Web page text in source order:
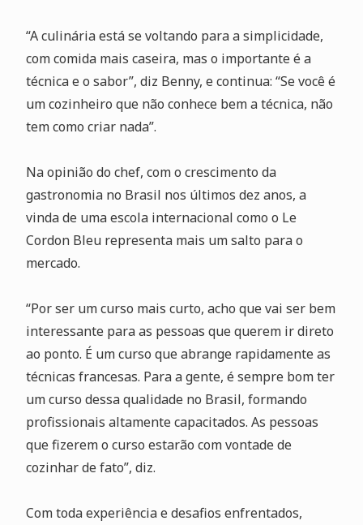
“A culinária está se voltando para a simplicidade,
com comida mais caseira, mas o importante é a
técnica e o sabor”, diz Benny, e continua: “Se você é
um cozinheiro que não conhece bem a técnica, não
tem como criar nada”.
Na opinião do chef, com o crescimento da
gastronomia no Brasil nos últimos dez anos, a
vinda de uma escola internacional como o Le
Cordon Bleu representa mais um salto para o
mercado.
“Por ser um curso mais curto, acho que vai ser bem
interessante para as pessoas que querem ir direto
ao ponto. É um curso que abrange rapidamente as
técnicas francesas. Para a gente, é sempre bom ter
um curso dessa qualidade no Brasil, formando
profissionais altamente capacitados. As pessoas
que fizerem o curso estarão com vontade de
cozinhar de fato”, diz.
Com toda experiência e desafios enfrentados,